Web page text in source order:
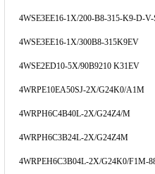
4WSE3EE16-1X/200-B8-315-K9-D-V-
4WSE3EE16-1X/300B8-315K9EV
4WSE2ED10-5X/90B9210 K31EV
4WRPE10EA50SJ-2X/G24K0/A1M
4WRPH6C4B40L-2X/G24Z4/M
4WRPH6C3B24L-2X/G24Z4M
4WRPEH6C3B04L-2X/G24K0/F1M-